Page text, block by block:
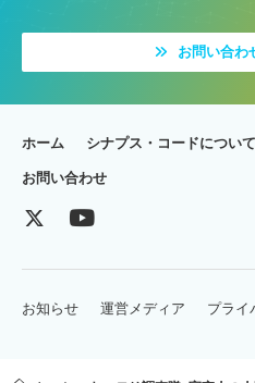
お問い合わ
ホーム シナプス・コードについて
お問い合わせ
お知らせ 運営メディア プライ